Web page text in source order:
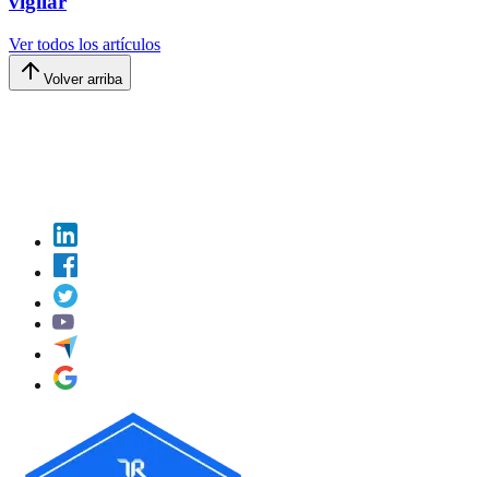
Ver todos los artículos
Volver arriba